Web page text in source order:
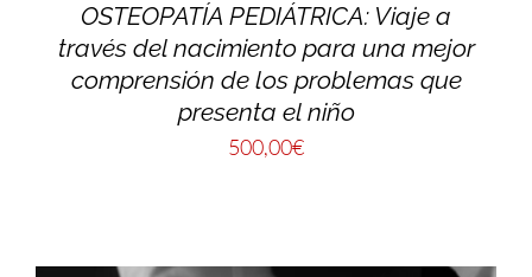
OSTEOPATÍA PEDIÁTRICA: Viaje a
través del nacimiento para una mejor
comprensión de los problemas que
presenta el niño
500,00€